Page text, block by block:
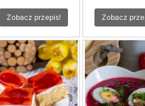
Zobacz przepis! Zobacz